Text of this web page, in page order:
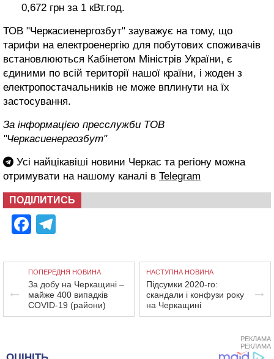
0,672 грн за 1 кВт.год.
ТОВ "Черкасиенергозбут" зауважує на тому, що
тарифи на електроенергію для побутових споживачів
встановлюються Кабінетом Міністрів України, є
єдиними по всій території нашої країни, і жоден з
електропостачальників не може вплинути на їх
застосування.
За інформацією пресслужби ТОВ
"Черкасиенергозбут"
Усі найцікавіші новини Черкас та регіону можна
отримувати на нашому каналі в Telegram
ПОДІЛИТИСЬ
Facebook
ПОПЕРЕДНЯ НОВИНА
За добу на Черкащині –
майже 400 випадків
COVID-19 (райони)
НАСТУПНА НОВИНА
Підсумки 2020-го:
скандали і конфузи року
на Черкащині
РЕКЛАМА
РЕКЛАМА